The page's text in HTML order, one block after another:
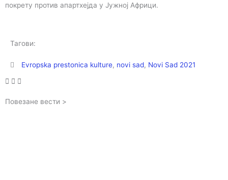
покрету против апартхејда у Јужној Африци.
Тагови:
Evropska prestonica kulture, novi sad, Novi Sad 2021
Повезане вести >